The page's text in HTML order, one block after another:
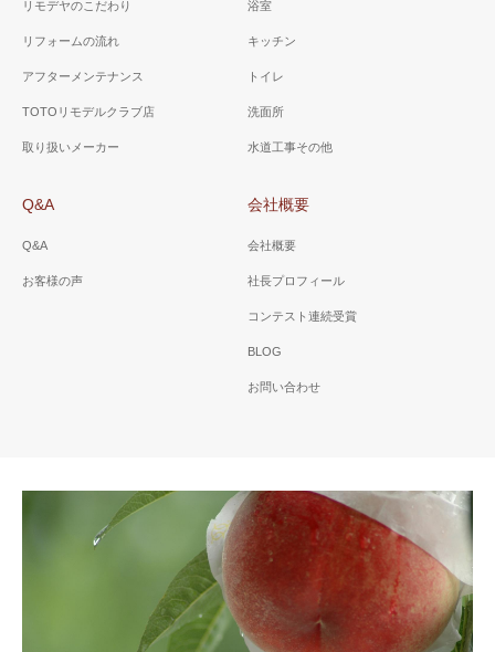
リモデヤのこだわり
リフォームの流れ
アフターメンテナンス
TOTOリモデルクラブ店
取り扱いメーカー
浴室
キッチン
トイレ
洗面所
水道工事その他
Q&A
Q&A
お客様の声
会社概要
会社概要
社長プロフィール
コンテスト連続受賞
BLOG
お問い合わせ